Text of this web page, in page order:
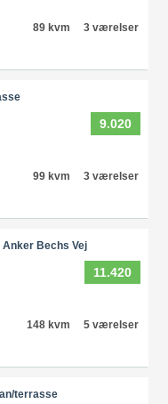
89 kvm
3 værelser
9.020
99 kvm
3 værelser
Anker Bechs Vej
11.420
148 kvm
5 værelser
terrasse